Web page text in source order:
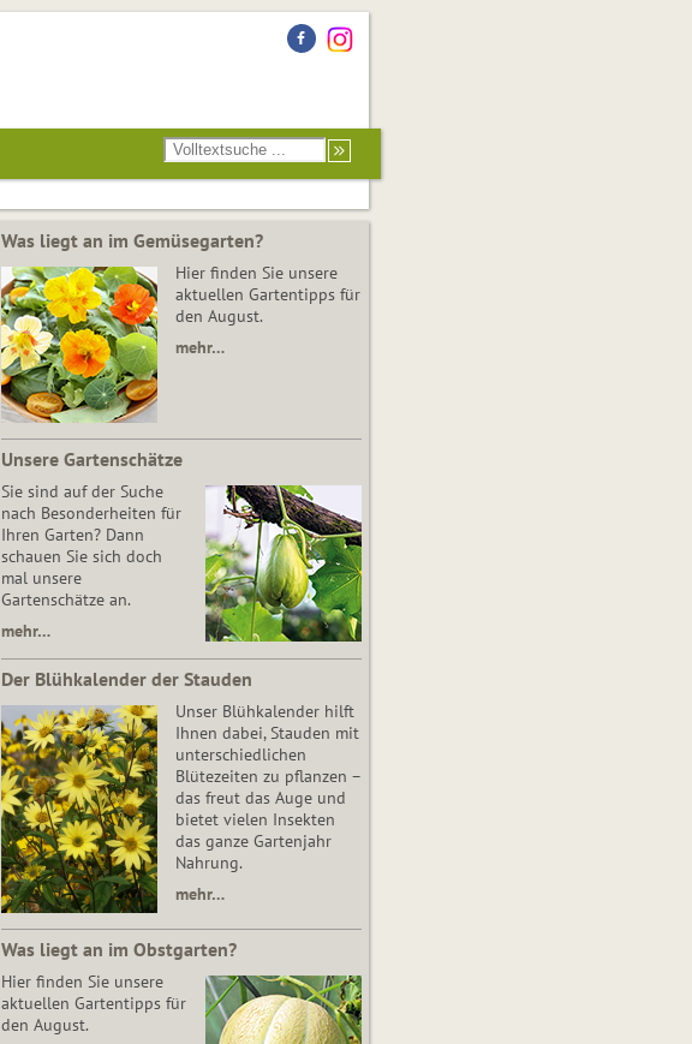
Was liegt an im Gemüsegarten?
Hier finden Sie unsere
aktuellen Gartentipps für
den August.
mehr…
Unsere Gartenschätze
Sie sind auf der Suche
nach Besonderheiten für
Ihren Garten? Dann
schauen Sie sich doch
mal unsere
Gartenschätze an.
mehr…
Der Blühkalender der Stauden
Unser Blühkalender hilft
Ihnen dabei, Stauden mit
unterschiedlichen
Blütezeiten zu pflanzen –
das freut das Auge und
bietet vielen Insekten
das ganze Gartenjahr
Nahrung.
mehr…
Was liegt an im Obstgarten?
Hier finden Sie unsere
aktuellen Gartentipps für
den August.